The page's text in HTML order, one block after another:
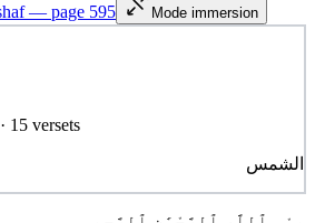
— page 595 Mode immersion
· 15 versets
الشمس